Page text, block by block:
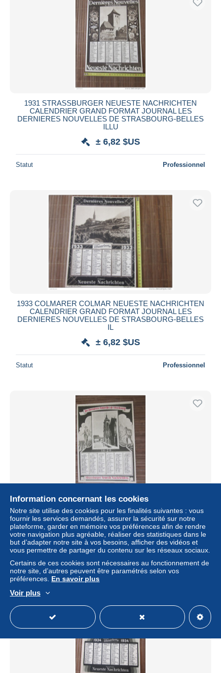
1931 STRASSBURGER NEUESTE NACHRICHTEN
CALENDRIER GRAND FORMAT JOURNAL LES
DERNIERES NOUVELLES DE STRASBOURG-BELLES
ILLU
± 6,82 $US
Statut Professionnel
1933 COLMARER COLMAR NEUESTE NACHRICHTEN
CALENDRIER GRAND FORMAT JOURNAL LES
DERNIERES NOUVELLES DE STRASBOURG-BELLES
IL
± 6,82 $US
Statut Professionnel
CALENDRIER GRAND FORMAT 1929
STRASSBURGER NEUESTE NACHRICHTEN
JOURNAL LES DERNIERES NOUVELLES DE
STRASBOURG-BELLES ILLU
± 5,66 $US
Statut Professionnel
Information concernant les cookies
Notre site utilise des cookies pour les finalités suivantes : vous
fournir les services demandés, assurer la sécurité sur notre
plateforme, garder en mémoire vos préférences afin de rendre
votre navigation plus agréable, réaliser des statistiques dans le
but d’adapter notre site à vos besoins, afficher des vidéos et
vous permettre de partager du contenu sur les réseaux sociaux.
Certains de ces cookies sont nécessaires au fonctionnement de
notre site, d’autres peuvent être paramétrés selon vos
préférences. En savoir plus
Voir plus